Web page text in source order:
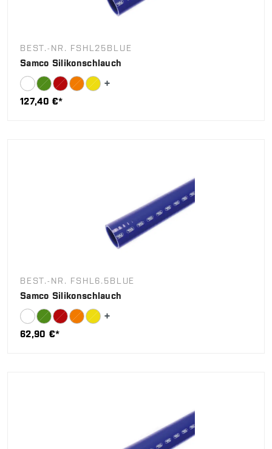
BEST.-NR. FSHL25BLUE
Samco Silikonschlauch
127,40 €*
BEST.-NR. FSHL6.5BLUE
Samco Silikonschlauch
62,90 €*